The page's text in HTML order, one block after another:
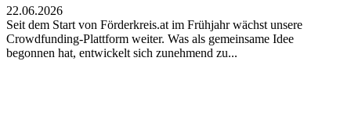
22.06.2026
Seit dem Start von Förderkreis.at im Frühjahr wächst unsere
Crowdfunding-Plattform weiter. Was als gemeinsame Idee
begonnen hat, entwickelt sich zunehmend zu...